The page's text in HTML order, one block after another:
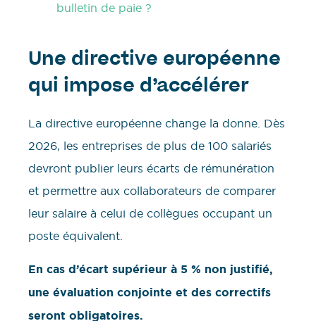
bulletin de paie ?
Une directive européenne
qui impose d’accélérer
La directive européenne change la donne. Dès
2026, les entreprises de plus de 100 salariés
devront publier leurs écarts de rémunération
et permettre aux collaborateurs de comparer
leur salaire à celui de collègues occupant un
poste équivalent.
En cas d’écart supérieur à 5 % non justifié,
une évaluation conjointe et des correctifs
seront obligatoires.